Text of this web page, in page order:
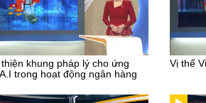
khung pháp lý cho ứng
trong hoạt động ngân hàng
Vị thế